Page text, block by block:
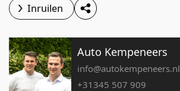
Inruilen
Auto Kempeneers
info@autokempeneers.nl
+31345 507 909